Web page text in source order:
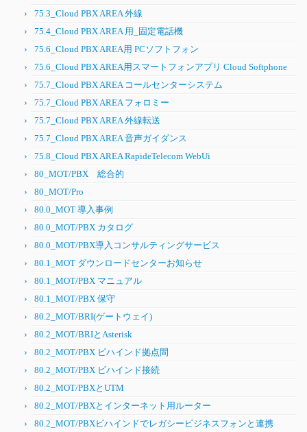
75.3_Cloud PBX AREA 外線
75.4_Cloud PBX AREA 用_固定電話機
75.6_Cloud PBX AREA用 PCソフトフォン
75.6_Cloud PBX AREA用スマートフォンアプリ Cloud Softphone
75.7_Cloud PBX AREA コールセンターシステム
75.7_Cloud PBX AREA フォロミー
75.7_Cloud PBX AREA 外線転送
75.7_Cloud PBX AREA 音声ガイダンス
75.8_Cloud PBX AREA RapideTelecom WebUi
80_MOT/PBX 総合的
80_MOT/Pro
80.0_MOT 導入事例
80.0_MOT/PBX カタログ
80.0_MOT/PBX導入コンサルティングサービス
80.1_MOT ダウンロードセンターお知らせ
80.1_MOT/PBX マニュアル
80.1_MOT/PBX 保守
80.2_MOT/BRI(ゲートウェイ)
80.2_MOT/BRIとAsterisk
80.2_MOT/PBX ビハインド拠点間
80.2_MOT/PBX ビハインド接続
80.2_MOT/PBXとUTM
80.2_MOT/PBXとインターネット用ルーター
80.2_MOT/PBXビハインドでレガシービジネスフォンと連携